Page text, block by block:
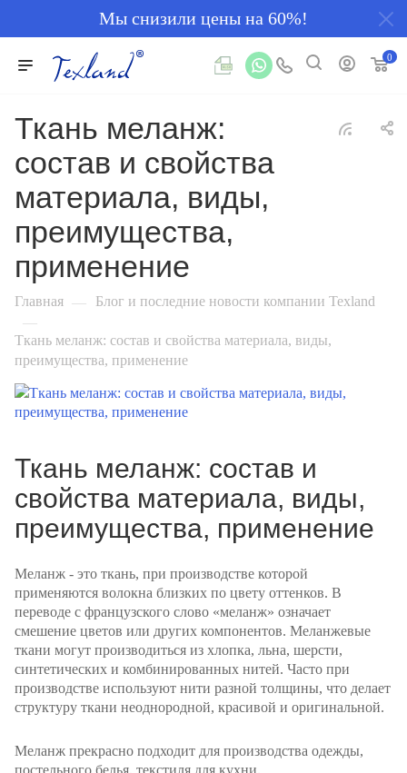
Мы снизили цены на 60%!
0
Ткань меланж:
состав и свойства
материала, виды,
преимущества,
применение
Главная —
Блог и последние новости компании Texland
—
Ткань меланж: состав и свойства материала, виды,
преимущества, применение
Ткань меланж: состав и
свойства материала, виды,
преимущества, применение
Меланж - это ткань, при производстве которой
применяются волокна близких по цвету оттенков. В
переводе с французского слово «меланж» означает
смешение цветов или других компонентов. Меланжевые
ткани могут производиться из хлопка, льна, шерсти,
синтетических и комбинированных нитей. Часто при
производстве используют нити разной толщины, что делает
структуру ткани неоднородной, красивой и оригинальной.
Меланж прекрасно подходит для производства одежды,
постельного белья, текстиля для кухни.